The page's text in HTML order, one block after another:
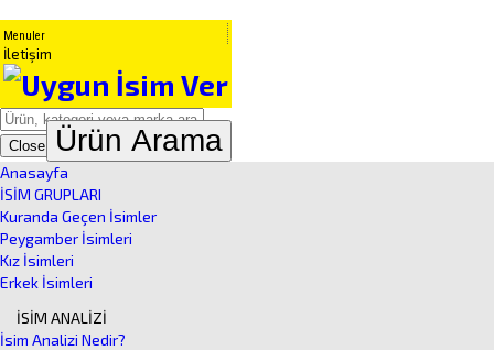
Menuler
İletişim
Close Ürün Arama
Anasayfa
İSİM GRUPLARI
Kuranda Geçen İsimler
Peygamber İsimleri
Kız İsimleri
Erkek İsimleri
İSİM ANALİZİ
İsim Analizi Nedir?